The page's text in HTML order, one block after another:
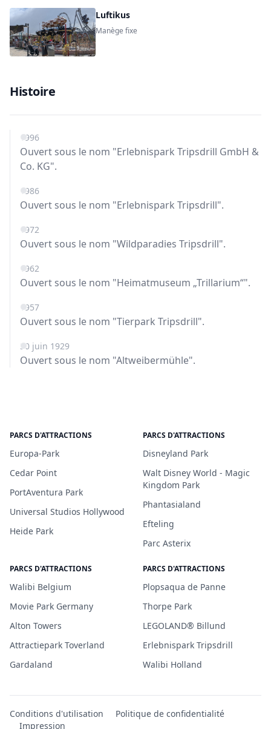
Luftikus
Manège fixe
Histoire
1996
Ouvert sous le nom "Erlebnispark Tripsdrill GmbH &
Co. KG".
1986
Ouvert sous le nom "Erlebnispark Tripsdrill".
1972
Ouvert sous le nom "Wildparadies Tripsdrill".
1962
Ouvert sous le nom "Heimatmuseum „Trillarium“".
1957
Ouvert sous le nom "Tierpark Tripsdrill".
30 juin 1929
Ouvert sous le nom "Altweibermühle".
PARCS D'ATTRACTIONS
Europa-Park
Cedar Point
PortAventura Park
Universal Studios Hollywood
Heide Park
PARCS D'ATTRACTIONS
Disneyland Park
Walt Disney World - Magic
Kingdom Park
Phantasialand
Efteling
Parc Asterix
PARCS D'ATTRACTIONS
Walibi Belgium
Movie Park Germany
Alton Towers
Attractiepark Toverland
Gardaland
PARCS D'ATTRACTIONS
Plopsaqua de Panne
Thorpe Park
LEGOLAND® Billund
Erlebnispark Tripsdrill
Walibi Holland
Conditions d'utilisation
Politique de confidentialité
Impression